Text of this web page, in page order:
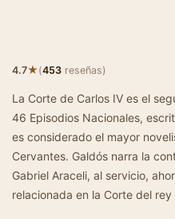
4.7★(453 reseñas)
La Corte de Carlos IV es el
46 Episodios Nacionales,
es considerado el mayor
Cervantes. Galdós narra la
Gabriel Araceli, al servicio,
relacionada en la Corte del rey